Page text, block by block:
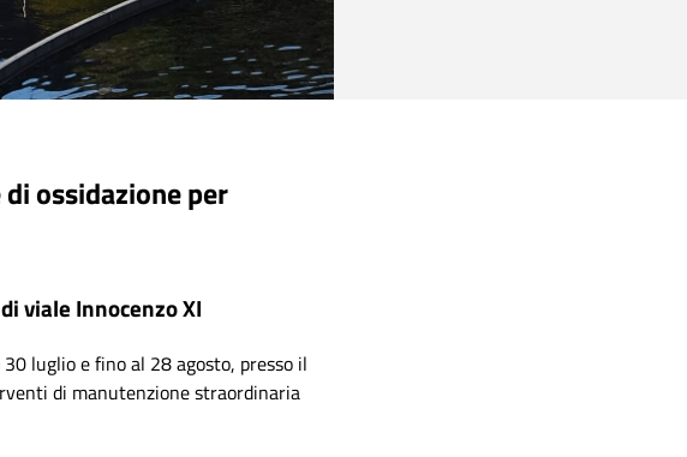
ossidazione per
viale Innocenzo XI
30 luglioe fino al 28 agosto, presso il
di manutenzione straordinaria